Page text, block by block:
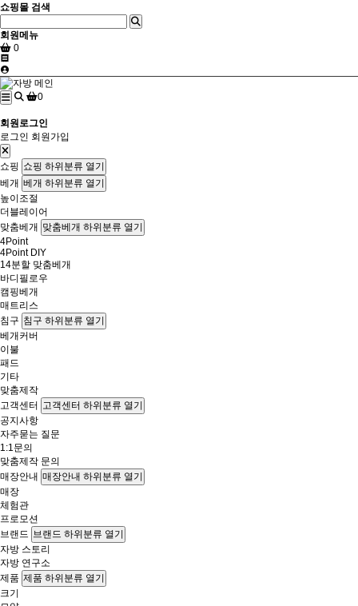
쇼핑몰 검색
회원메뉴
0
0
회원로그인
로그인 회원가입
쇼핑 쇼핑 하위분류 열기
베개 베개 하위분류 열기
높이조절
더블레이어
맞춤베개 맞춤베개 하위분류 열기
4Point
4Point DIY
14분할 맞춤베개
바디필로우
캠핑베개
매트리스
침구 침구 하위분류 열기
베개커버
이불
패드
기타
맞춤제작
고객센터 고객센터 하위분류 열기
공지사항
자주묻는 질문
1:1문의
맞춤제작 문의
매장안내 매장안내 하위분류 열기
매장
체험관
프로모션
브랜드 브랜드 하위분류 열기
자방 스토리
자방 연구소
제품 제품 하위분류 열기
크기